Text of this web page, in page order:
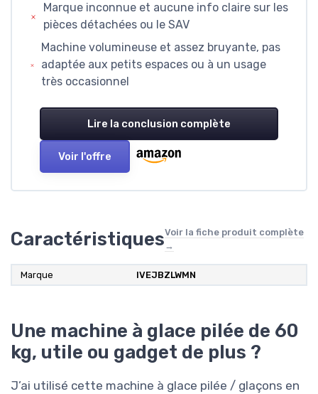
Marque inconnue et aucune info claire sur les
pièces détachées ou le SAV
Machine volumineuse et assez bruyante, pas
adaptée aux petits espaces ou à un usage
très occasionnel
Lire la conclusion complète
Voir l'offre
CaractéristiquesVoir la fiche produit complète
→
Marque ‎IVEJBZLWMN
Une machine à glace pilée de 60
kg, utile ou gadget de plus ?
J’ai utilisé cette machine à glace pilée / glaçons en